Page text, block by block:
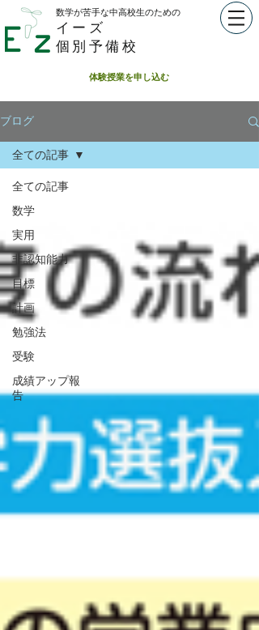
数学が苦手な中高校生のための​
イーズ
個別予備校
体験授業を申し込む
ブログ
全ての記事
数学
実用
非認知能力
目標
計画
勉強法
受験
成績アップ報
告
全ての記事